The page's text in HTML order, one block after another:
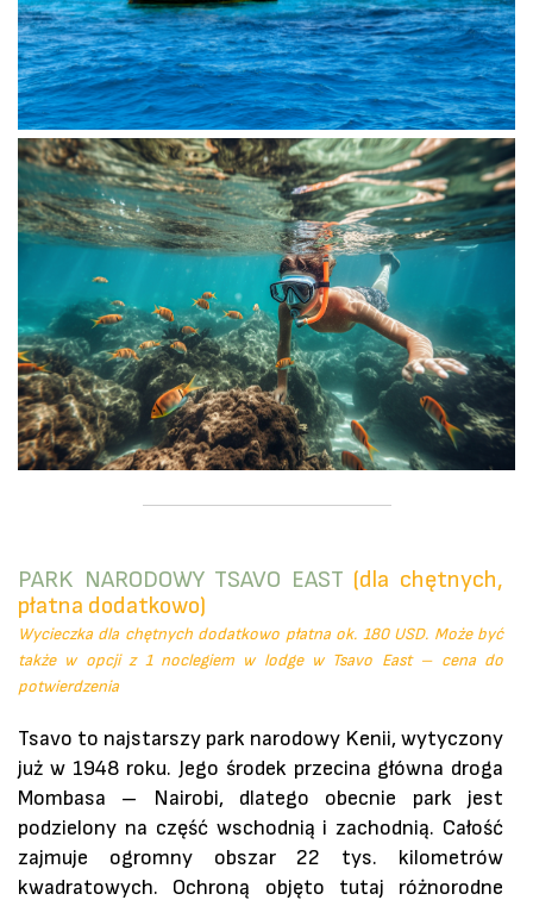
PARK NARODOWY TSAVO EAST (dla chętnych,
płatna dodatkowo)
Wycieczka dla chętnych dodatkowo płatna ok. 180 USD. Może być
także w opcji z 1 noclegiem w lodge w Tsavo East – cena do
potwierdzenia
Tsavo to najstarszy park narodowy Kenii, wytyczony
już w 1948 roku. Jego środek przecina główna droga
Mombasa – Nairobi, dlatego obecnie park jest
podzielony na część wschodnią i zachodnią. Całość
zajmuje ogromny obszar 22 tys. kilometrów
kwadratowych. Ochroną objęto tutaj różnorodne